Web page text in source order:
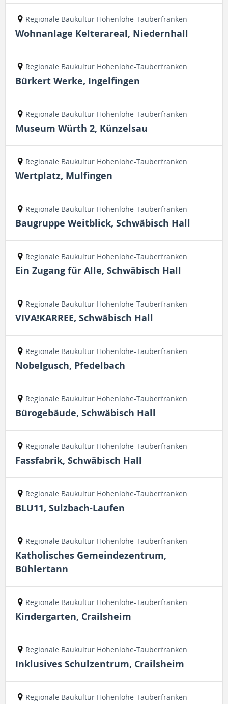
Regionale Baukultur Hohenlohe-Tauberfranken
Wohnanlage Kelterareal, Niedernhall
Regionale Baukultur Hohenlohe-Tauberfranken
Bürkert Werke, Ingelfingen
Regionale Baukultur Hohenlohe-Tauberfranken
Museum Würth 2, Künzelsau
Regionale Baukultur Hohenlohe-Tauberfranken
Wertplatz, Mulfingen
Regionale Baukultur Hohenlohe-Tauberfranken
Baugruppe Weitblick, Schwäbisch Hall
Regionale Baukultur Hohenlohe-Tauberfranken
Ein Zugang für Alle, Schwäbisch Hall
Regionale Baukultur Hohenlohe-Tauberfranken
VIVA!KARREE, Schwäbisch Hall
Regionale Baukultur Hohenlohe-Tauberfranken
Nobelgusch, Pfedelbach
Regionale Baukultur Hohenlohe-Tauberfranken
Bürogebäude, Schwäbisch Hall
Regionale Baukultur Hohenlohe-Tauberfranken
Fassfabrik, Schwäbisch Hall
Regionale Baukultur Hohenlohe-Tauberfranken
BLU11, Sulzbach-Laufen
Regionale Baukultur Hohenlohe-Tauberfranken
Katholisches Gemeindezentrum,
Bühlertann
Regionale Baukultur Hohenlohe-Tauberfranken
Kindergarten, Crailsheim
Regionale Baukultur Hohenlohe-Tauberfranken
Inklusives Schulzentrum, Crailsheim
Regionale Baukultur Hohenlohe-Tauberfranken